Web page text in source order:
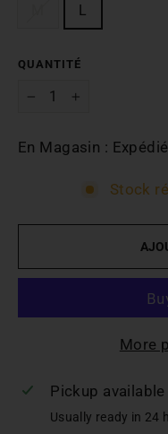
L
QUANTITÉ
En Magasin :
Stock
More
Pickup available
Usually ready in 24